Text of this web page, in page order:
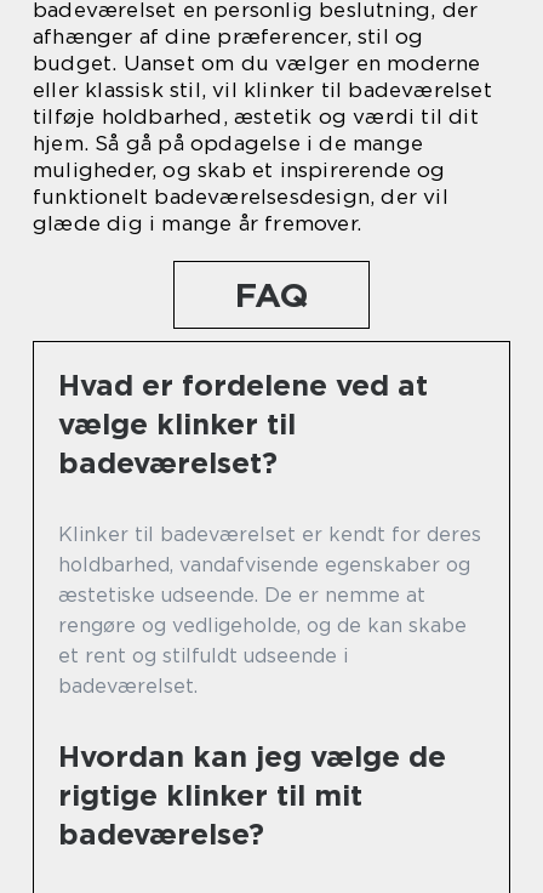
badeværelset en personlig beslutning, der
afhænger af dine præferencer, stil og
budget. Uanset om du vælger en moderne
eller klassisk stil, vil klinker til badeværelset
tilføje holdbarhed, æstetik og værdi til dit
hjem. Så gå på opdagelse i de mange
muligheder, og skab et inspirerende og
funktionelt badeværelsesdesign, der vil
glæde dig i mange år fremover.
FAQ
Hvad er fordelene ved at
vælge klinker til
badeværelset?
Klinker til badeværelset er kendt for deres
holdbarhed, vandafvisende egenskaber og
æstetiske udseende. De er nemme at
rengøre og vedligeholde, og de kan skabe
et rent og stilfuldt udseende i
badeværelset.
Hvordan kan jeg vælge de
rigtige klinker til mit
badeværelse?